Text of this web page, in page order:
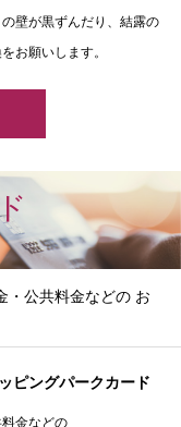
壁が黒ずんだり、結露の
お願いします。
・公共料金などの お
ピングパークカード
金などの